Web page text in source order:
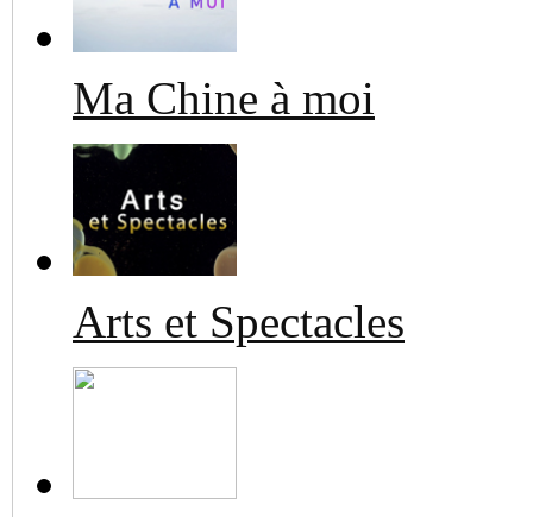
Ma Chine à moi
Arts et Spectacles